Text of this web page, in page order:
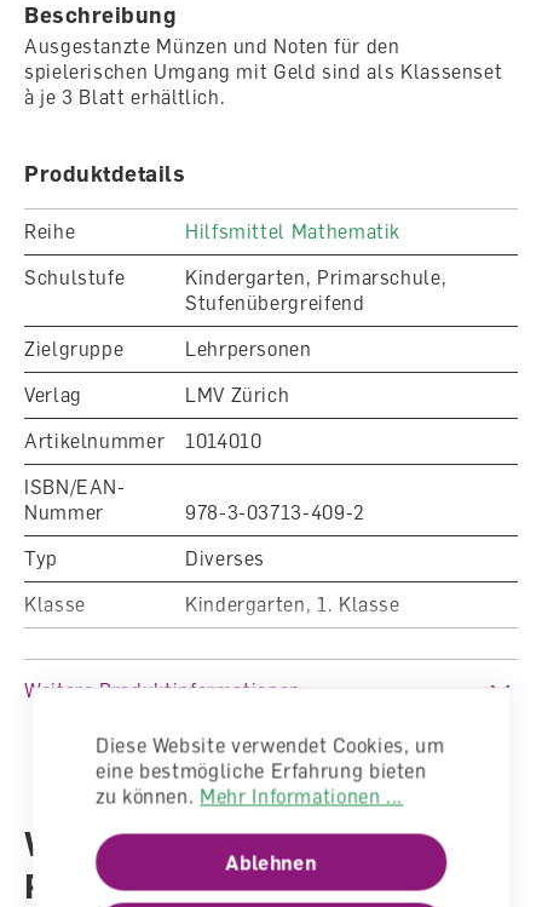
Beschreibung
Ausgestanzte Münzen und Noten für den
spielerischen Umgang mit Geld sind als Klassenset
à je 3 Blatt erhältlich.
Produktdetails
Reihe
Hilfsmittel Mathematik
Schulstufe
Kindergarten, Primarschule,
Stufenübergreifend
Zielgruppe
Lehrpersonen
Verlag
LMV Zürich
Artikelnummer
1014010
ISBN/EAN-
Nummer
978-3-03713-409-2
Typ
Diverses
Klasse
Kindergarten, 1. Klasse
Auflage
Sprache
Deutsch
Autoren /
Autorenteam
Weitere Produktinformationen
Weitere Produkte aus der
Reihe
Diese Website verwendet Cookies, um
eine bestmögliche Erfahrung bieten
zu können. Mehr Informationen ...
Ablehnen